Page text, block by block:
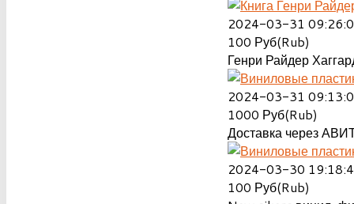
2024-03-31
100 Руб(Rub)
Генри Райдер
2024-03-31
1000 Руб(Rub)
Доставка через
2024-03-30
100 Руб(Rub)